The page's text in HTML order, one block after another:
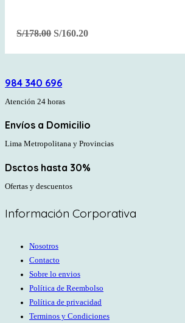
S/178.00 S/160.20
984 340 696
Atención 24 horas
Envíos a Domicilio
Lima Metropolitana y Provincias
Dsctos hasta 30%
Ofertas y descuentos
Información Corporativa
Nosotros
Contacto
Sobre lo envios
Política de Reembolso
Política de privacidad
Terminos y Condiciones